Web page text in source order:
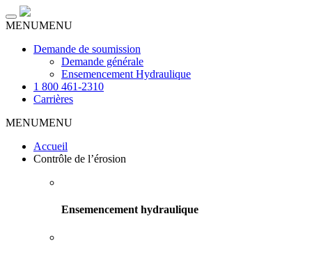
Toggle
navigation
MENUMENU
Demande de soumission
Demande générale
Ensemencement Hydraulique
1 800 461-2310
Carrières
MENUMENU
Accueil
Contrôle de l’érosion
Ensemencement hydraulique